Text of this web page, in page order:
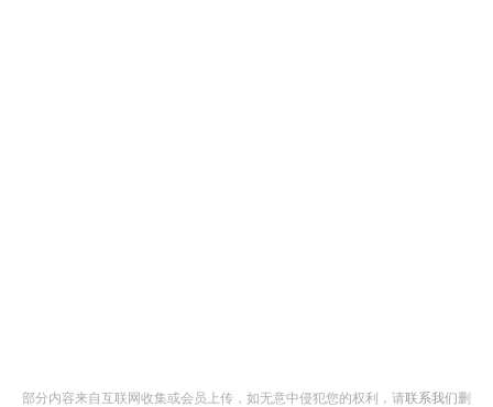
部分内容来自互联网收集或会员上传，如无意中侵犯您的权利，请联系我们删